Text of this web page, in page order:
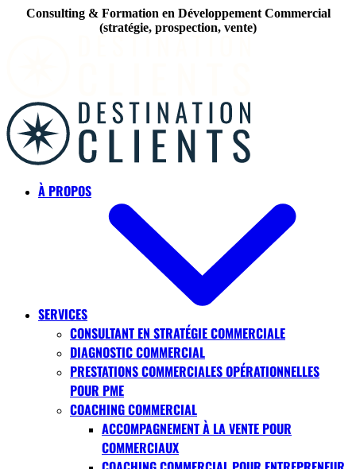
Consulting & Formation en Développement Commercial
(stratégie, prospection, vente)
À PROPOS
SERVICES
CONSULTANT EN STRATÉGIE COMMERCIALE
DIAGNOSTIC COMMERCIAL
PRESTATIONS COMMERCIALES OPÉRATIONNELLES
POUR PME
COACHING COMMERCIAL
ACCOMPAGNEMENT À LA VENTE POUR
COMMERCIAUX